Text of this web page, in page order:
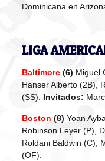
Dominicana en
LIGA
Baltimore(6) Miguel
Hanser Alberto (2B),
(SS). Invitados:
Boston (8) Yoan
Robinson Leyer (P),
Roldani Baldwin (C),
(OF).